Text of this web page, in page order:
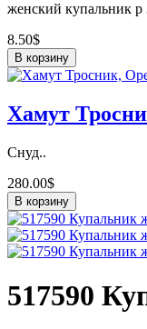
женский купальник р
8.50$
В корзину
Хамут
Снуд..
280.00$
В корзину
517590